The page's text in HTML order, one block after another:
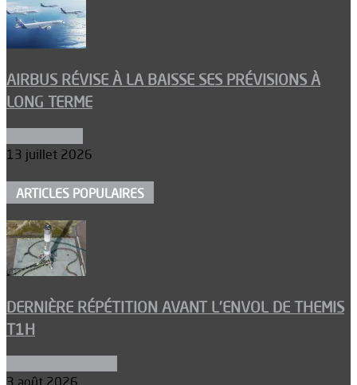
AIRBUS RÉVISE À LA BAISSE SES PRÉVISIONS À
LONG TERME
13 juillet 2026
ARTICLES POPULAIRES
DERNIÈRE RÉPÉTITION AVANT L’ENVOL DE THEMIS
T1H